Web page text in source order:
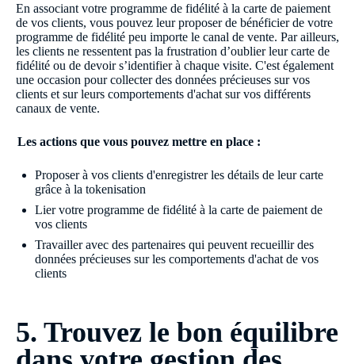
En associant votre programme de fidélité à la carte de paiement
de vos clients, vous pouvez leur proposer de bénéficier de votre
programme de fidélité peu importe le canal de vente. Par ailleurs,
les clients ne ressentent pas la frustration d’oublier leur carte de
fidélité ou de devoir s’identifier à chaque visite. C'est également
une occasion pour collecter des données précieuses sur vos
clients et sur leurs comportements d'achat sur vos différents
canaux de vente.
Les actions que vous pouvez mettre en place :
Proposer à vos clients d'enregistrer les détails de leur carte
grâce à la tokenisation
Lier votre programme de fidélité à la carte de paiement de
vos clients
Travailler avec des partenaires qui peuvent recueillir des
données précieuses sur les comportements d'achat de vos
clients
5. Trouvez le bon équilibre